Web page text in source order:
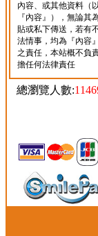
內容、或其他資料（
『內容』），無論其
貼或私下傳送，若有
法情事，均為『內容
之責任，本站概不負
擔任何法律責任
總瀏覽人數: